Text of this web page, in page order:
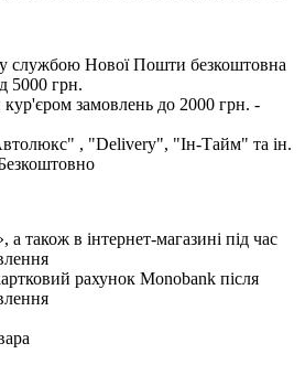
службою Нової Пошти безкоштовна
5000 грн.
кур'єром замовлень до 2000 грн. -
, "Delivery", "Iн-Тайм" та ін.
а також в інтернет-магазині під час
рахунок Monobank після